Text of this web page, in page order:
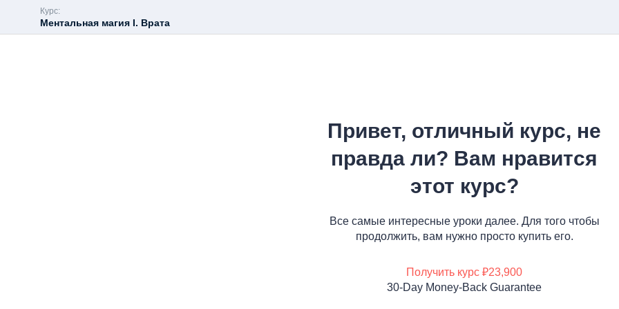
Курс:
Ментальная магия I. Врата
Привет, отличный курс, не
правда ли? Вам нравится
этот курс?
Все самые интересные уроки далее. Для того чтобы
продолжить, вам нужно просто купить его.
Получить курс ₽23,900
30-Day Money-Back Guarantee